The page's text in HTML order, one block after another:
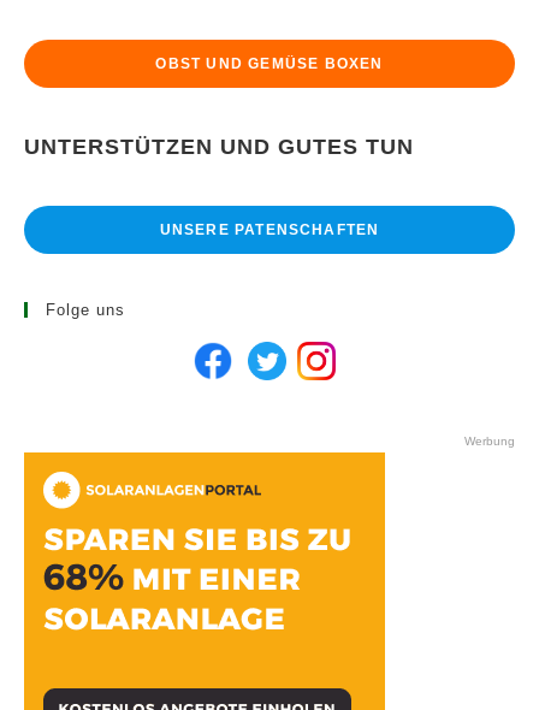
OBST UND GEMÜSE BOXEN
UNTERSTÜTZEN UND GUTES TUN
UNSERE PATENSCHAFTEN
Folge uns
Werbung